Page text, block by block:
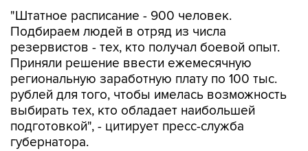
"Штатное расписание - 900 человек.
Подбираем людей в отряд из числа
резервистов - тех, кто получал боевой опыт.
Приняли решение ввести ежемесячную
региональную заработную плату по 100 тыс.
рублей для того, чтобы имелась возможность
выбирать тех, кто обладает наибольшей
подготовкой", - цитирует пресс-служба
губернатора.